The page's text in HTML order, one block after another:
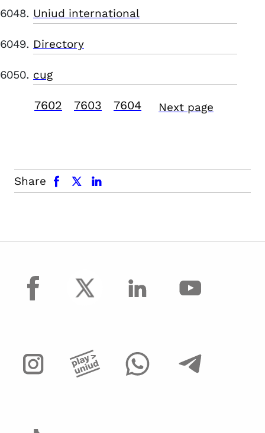
Uniud international
Directory
cug
7602 7603 7604 Next page
Share
facebook x.com linkedin
facebook